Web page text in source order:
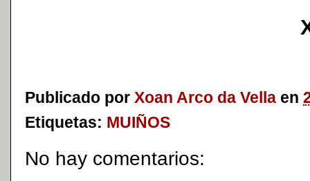
Publicado por Xoan Arco da Vella en
Etiquetas: MUIÑOS
No hay comentarios: